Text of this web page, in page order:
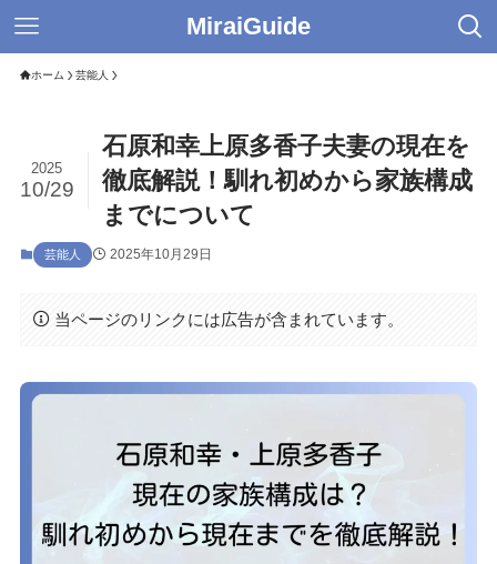
MiraiGuide
ホーム 芸能人
石原和幸上原多香子夫妻の現在を
徹底解説！馴れ初めから家族構成
までについて
2025
10/29
芸能人 2025年10月29日
当ページのリンクには広告が含まれています。